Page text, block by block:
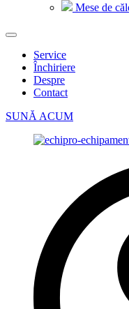
Mese de
Service
Închiriere
Despre
Contact
SUNĂ ACUM